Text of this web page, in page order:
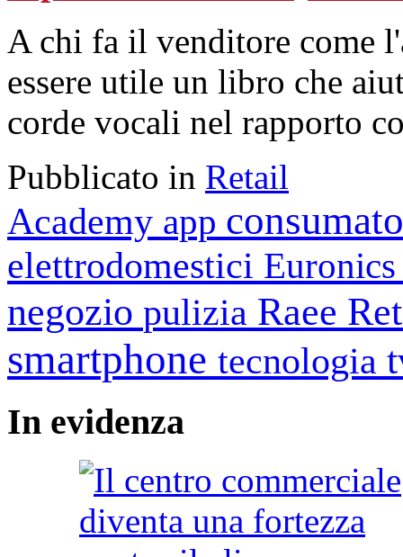
A chi fa il venditore come
essere utile un libro che
corde vocali nel rapporto
Pubblicato in Retail
Academy app
elettrodomestici
negozio pulizia Raee
smartphone tecnologia
In evidenza